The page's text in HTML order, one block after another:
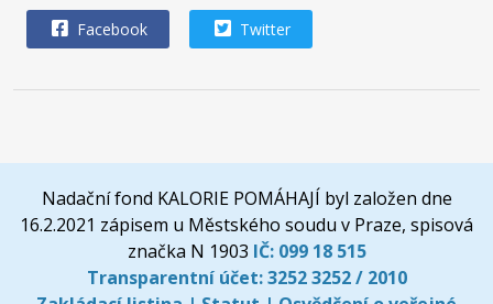
Facebook Twitter
Nadační fond KALORIE POMÁHAJÍ byl založen dne
16.2.2021 zápisem u Městského soudu v Praze, spisová
značka N 1903 IČ: 099 18 515
Transparentní účet:3252 3252 / 2010